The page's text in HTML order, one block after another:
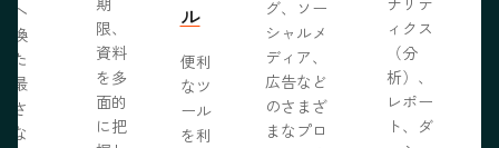
へ
換
た
最
さ
な
限、
資料
を多
面的
に把
ル
便利
なツ
ール
を利
グ、ソー
シャルメ
ディア、
広告など
のさまざ
まなプロ
ィクス
（分
析）、
レポー
ト、ダ